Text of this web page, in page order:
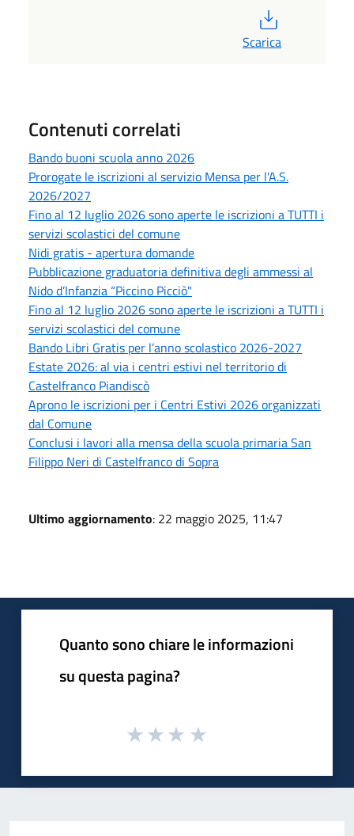
Scarica
Contenuti correlati
Bando buoni scuola anno 2026
Prorogate le iscrizioni al servizio Mensa per l'A.S.
2026/2027
Fino al 12 luglio 2026 sono aperte le iscrizioni a TUTTI i
servizi scolastici del comune
Nidi gratis - apertura domande
Pubblicazione graduatoria definitiva degli ammessi al
Nido d’Infanzia “Piccino Picciò"
Fino al 12 luglio 2026 sono aperte le iscrizioni a TUTTI i
servizi scolastici del comune
Bando Libri Gratis per l’anno scolastico 2026-2027
Estate 2026: al via i centri estivi nel territorio di
Castelfranco Piandiscò
Aprono le iscrizioni per i Centri Estivi 2026 organizzati
dal Comune
Conclusi i lavori alla mensa della scuola primaria San
Filippo Neri di Castelfranco di Sopra
Ultimo aggiornamento: 22 maggio 2025, 11:47
Quanto sono chiare le informazioni
su questa pagina?